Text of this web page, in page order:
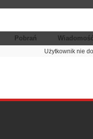
Pobrań
Użytkownik nie